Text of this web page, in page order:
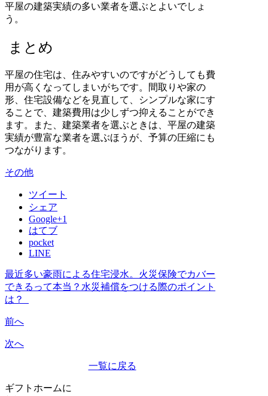
平屋の建築実績の多い業者を選ぶとよいでしょ
う。
まとめ
平屋の住宅は、住みやすいのですがどうしても費
用が高くなってしまいがちです。間取りや家の
形、住宅設備などを見直して、シンプルな家にす
ることで、建築費用は少しずつ抑えることができ
ます。また、建築業者を選ぶときは、平屋の建築
実績が豊富な業者を選ぶほうが、予算の圧縮にも
つながります。
その他
ツイート
シェア
Google+1
はてブ
pocket
LINE
最近多い豪雨による住宅浸水。火災保険でカバー
できるって本当？水災補償をつける際のポイント
は？
前へ
次へ
一覧に戻る
ギフトホームに